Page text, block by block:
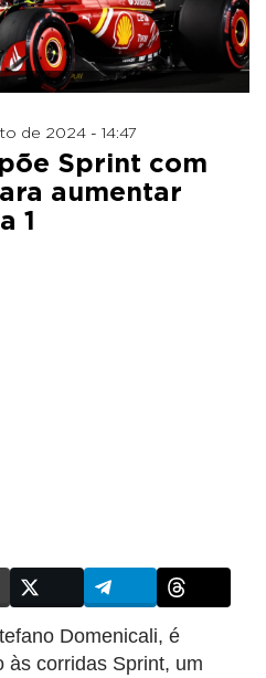
de 2024 - 14:47
Sprint com
aumentar
1
Domenicali, é
às corridas Sprint, um